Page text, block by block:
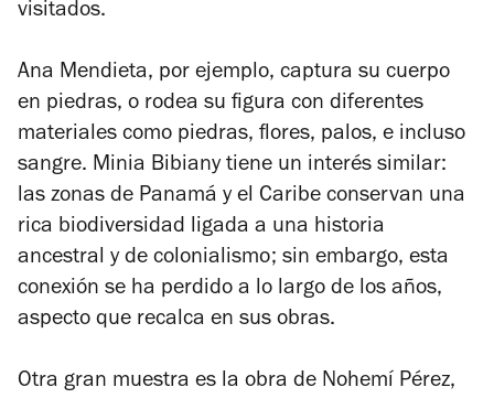
visitados.
Ana Mendieta, por ejemplo, captura su cuerpo
en piedras, o rodea su figura con diferentes
materiales como piedras, flores, palos, e incluso
sangre. Minia Bibiany tiene un interés similar:
las zonas de Panamá y el Caribe conservan una
rica biodiversidad ligada a una historia
ancestral y de colonialismo; sin embargo, esta
conexión se ha perdido a lo largo de los años,
aspecto que recalca en sus obras.
Otra gran muestra es la obra de Nohemí Pérez,